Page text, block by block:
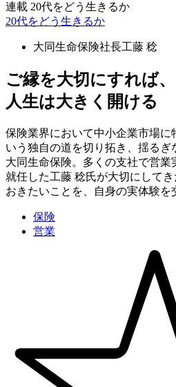
連載 20代をどう生きるか
20代をどう生きるか
大同生命保険社長工藤 稔
ご縁を大切にすれば、
人生は大きく開ける
保険業界において中小企業市場に
いう独自の道を切り拓き、揺るぎ
大同生命保険。多くの支社で営業
就任した工藤 稔氏が大切にして
おきたいことを、自身の実体験を
保険
営業